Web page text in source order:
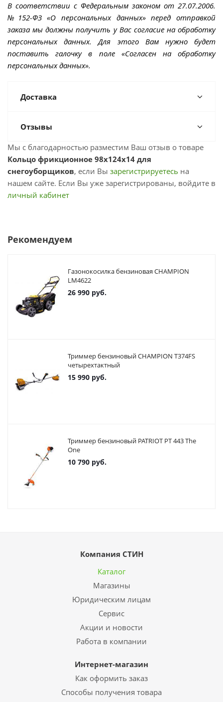
В соответствии с Федеральным законом от 27.07.2006.
№152-ФЗ «О персональных данных» перед отправкой
заказа мы должны получить у Вас согласие на обработку
персональных данных. Для этого Вам нужно будет
поставить галочку в поле «Согласен на обработку
персональных данных».
Доставка
Отзывы
Мы с благодарностью разместим Ваш отзыв о товаре
Кольцо фрикционное 98х124х14 для
снегоуборщиков, если Вы зарегистрируетесь на
нашем сайте. Если Вы уже зарегистрированы, войдите в
личный кабинет
Рекомендуем
Газонокосилка бензиновая CHAMPION
LM4622
26 990 руб.
Триммер бензиновый CHAMPION T374FS
четырехтактный
15 990 руб.
Триммер бензиновый PATRIOT PT 443 The
One
10 790 руб.
Компания СТИН
Каталог
Магазины
Юридическим лицам
Сервис
Акции и новости
Работа в компании
Интернет-магазин
Как оформить заказ
Способы получения товара